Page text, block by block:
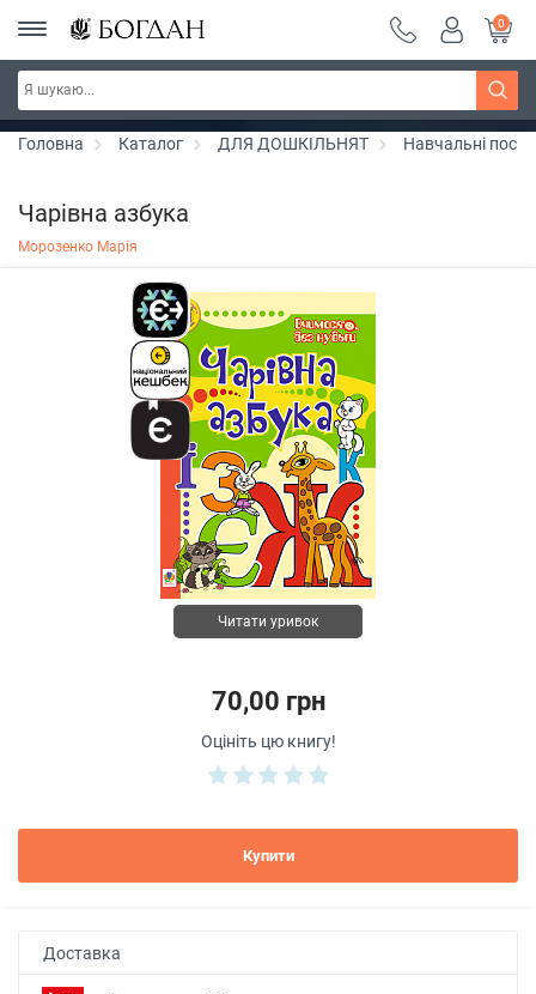
Серія "Чейзіана" ~ знижка 20%
0
Головна Каталог ДЛЯ ДОШКІЛЬНЯТ Навчальні
Чарівна азбука
Морозенко Марія
Читати уривок
70,00 грн
Оцініть цю книгу!
Купити
Доставка